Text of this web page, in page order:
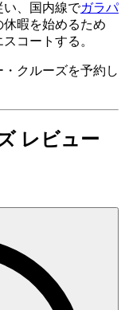
い、国内線でガラパ
暇を始めるため
コートする。
クルーズを予約し
レビュー